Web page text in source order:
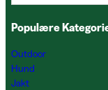
Populære
Outdoor
Hund
Jakt